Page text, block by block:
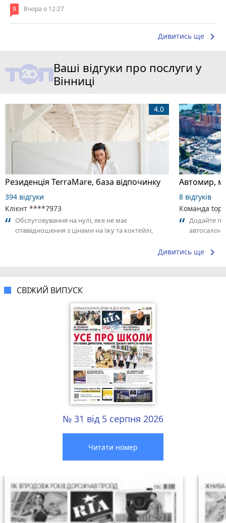
9 Вчора о 12:27
Дивитись ще keyboard_arrow_right
Ваші відгуки про послуги у
Вінниці
Резиденція TerraMare, база відпочинку
4.0
394 відгуки
Клієнт ****7973
Обслуговування на нулі, яке не має
співвідношення з цінами на їжу та коктейлі,
8 відгуків
Команда
Додайте
Дивитись ще keyboard_arrow_right
СВІЖИЙ ВИПУСК
№ 31 від 5 серпня 2026
Читати номер